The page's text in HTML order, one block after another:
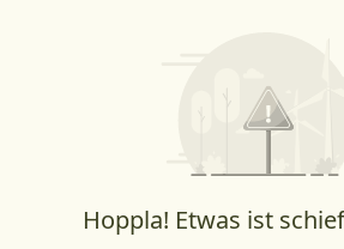
Hoppla! Etwas ist